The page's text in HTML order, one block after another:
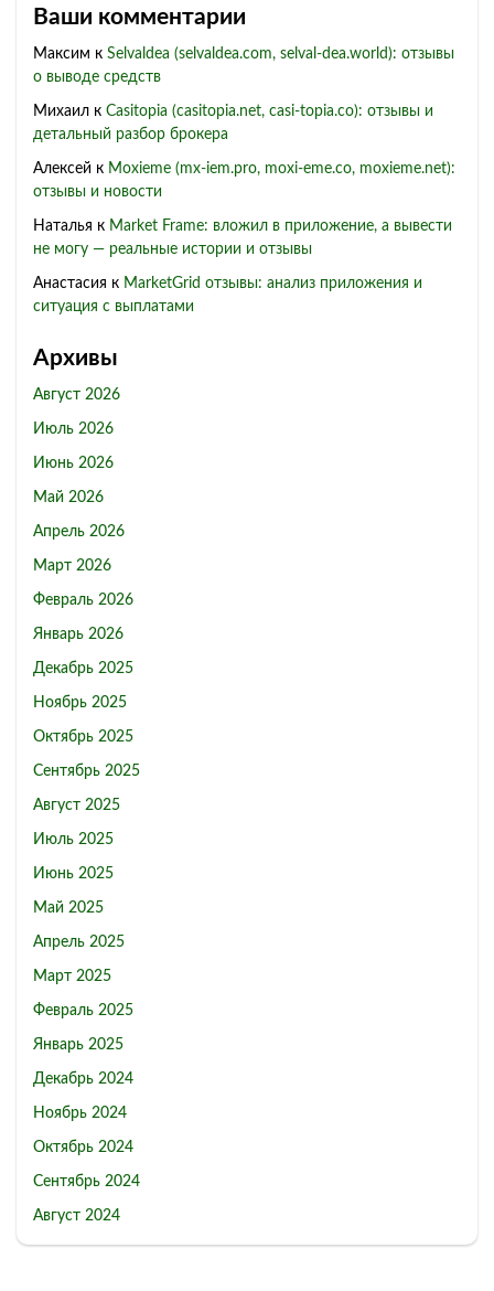
Ваши комментарии
Максим к Selvaldea (selvaldea.com, selval-dea.world): отзывы
о выводе средств
Михаил к Casitopia (casitopia.net, casi-topia.co): отзывы и
детальный разбор брокера
Алексей к Moxieme (mx-iem.pro, moxi-eme.co, moxieme.net):
отзывы и новости
Наталья к Market Frame: вложил в приложение, а вывести
не могу — реальные истории и отзывы
Анастасия к MarketGrid отзывы: анализ приложения и
ситуация с выплатами
Архивы
Август 2026
Июль 2026
Июнь 2026
Май 2026
Апрель 2026
Март 2026
Февраль 2026
Январь 2026
Декабрь 2025
Ноябрь 2025
Октябрь 2025
Сентябрь 2025
Август 2025
Июль 2025
Июнь 2025
Май 2025
Апрель 2025
Март 2025
Февраль 2025
Январь 2025
Декабрь 2024
Ноябрь 2024
Октябрь 2024
Сентябрь 2024
Август 2024